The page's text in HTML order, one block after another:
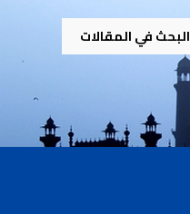
البحث في المقالات